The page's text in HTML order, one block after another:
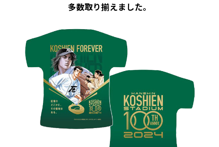
多数取り揃えました。